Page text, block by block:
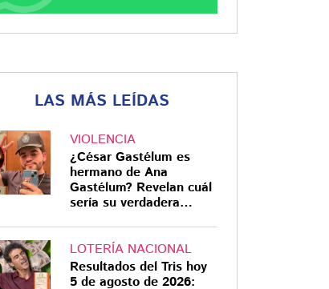
LAS MÁS LEÍDAS
VIOLENCIA
¿César Gastélum es
hermano de Ana
Gastélum? Revelan cuál
sería su verdadera
LOTERÍA NACIONAL
Resultados del Tris hoy
5 de agosto de 2026: